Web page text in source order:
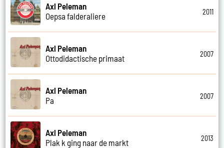
Axl Peleman
Oepsa falderaliere
2011
Axl Peleman
Ottodidactische primaat
2007
Axl Peleman
Pa
2007
Axl Peleman
Plak k ging naar de markt
2013